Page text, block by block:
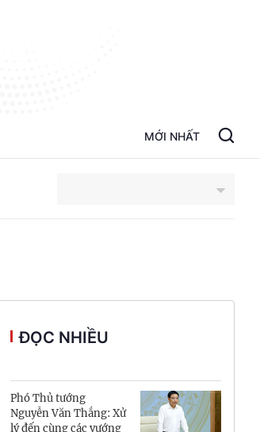
MỚI NHẤT
Cần Thơ
Điện Biên
ĐỌC NHIỀU
Phó Thủ tướng
Nguyễn Văn Thắng: Xử
lý đến cùng các vướng